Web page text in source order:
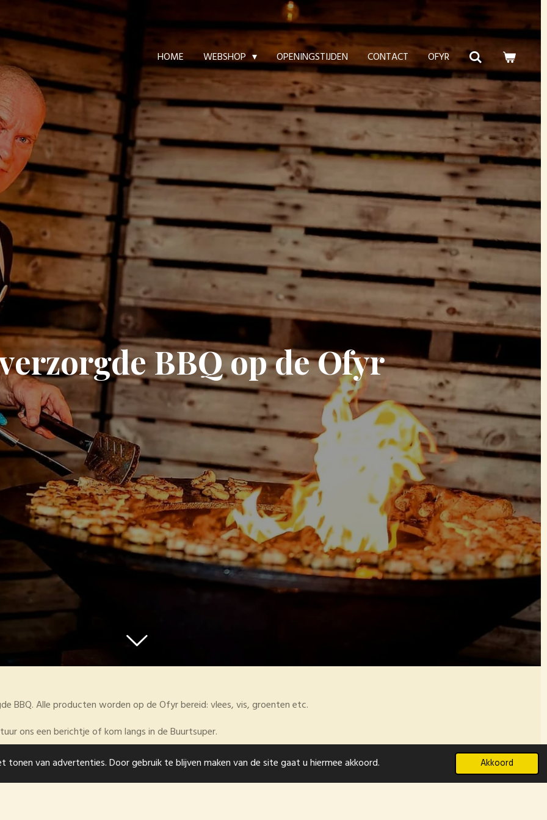
van advertenties. Door gebruik te blijven maken van de site gaat u hiermee akkoord. Akkoord
HOME WEBSHOP OPENINGSTIJDEN CONTACT OFYR
BBQ op de Ofyr
BBQ. Alle producten worden op de Ofyr bereid: vlees, vis, groenten etc.
ons een berichtje of kom langs in de Buurtsuper.